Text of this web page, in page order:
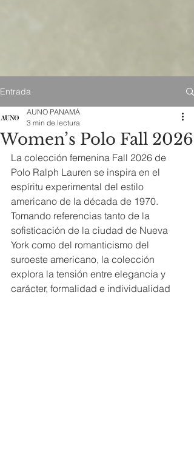
Entrada
Women’s Polo Fall 2026
AUNO PANAMÁ
3 min de lectura
La colección femenina Fall 2026 de
Polo Ralph Lauren se inspira en el
espíritu experimental del estilo
americano de la década de 1970.
Tomando referencias tanto de la
sofisticación de la ciudad de Nueva
York como del romanticismo del
suroeste americano, la colección
explora la tensión entre elegancia y
carácter, formalidad e individualidad